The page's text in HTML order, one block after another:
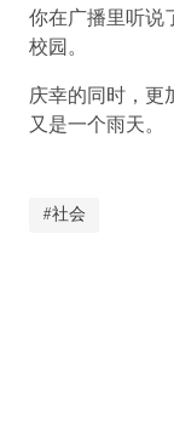
你在广播里听说
校园。
庆幸的同时，更
又是一个雨天。
#社会